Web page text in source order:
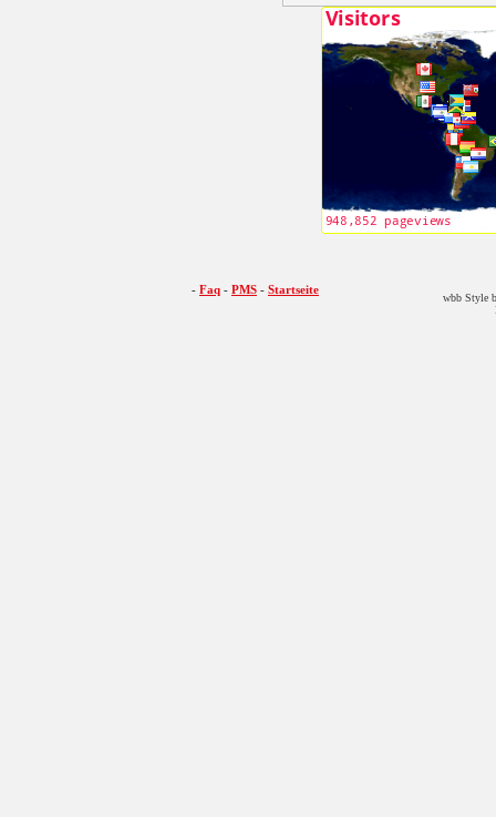
- Faq - PMS - Startseite
wbb Style